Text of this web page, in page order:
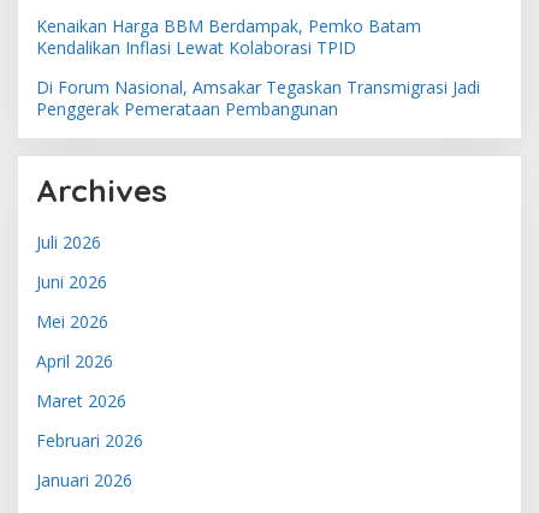
Kenaikan Harga BBM Berdampak, Pemko Batam
Kendalikan Inflasi Lewat Kolaborasi TPID
Di Forum Nasional, Amsakar Tegaskan Transmigrasi Jadi
Penggerak Pemerataan Pembangunan
Archives
Juli 2026
Juni 2026
Mei 2026
April 2026
Maret 2026
Februari 2026
Januari 2026